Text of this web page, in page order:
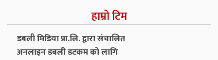
हाम्रो टिम
डबली मिडिया प्रा.लि. द्वारा संचालित
अनलाइन डबली डटकम को लागि